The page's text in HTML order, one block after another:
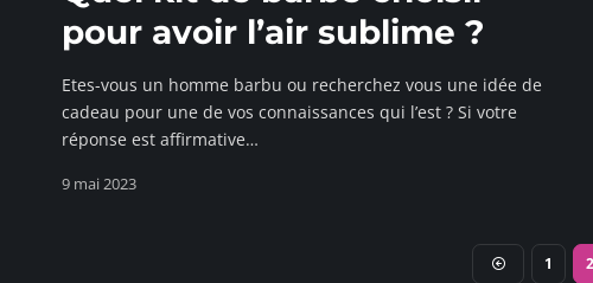
pour avoir l’air sublime ?
Etes-vous un homme barbu ou recherchez vous une idée de
cadeau pour une de vos connaissances qui l’est ? Si votre
réponse est affirmative…
9 mai 2023
1 2